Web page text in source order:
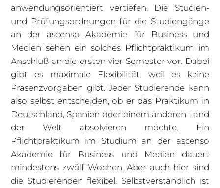
anwendungsorientiert vertiefen. Die Studien-
und Prüfungsordnungen für die Studiengänge
an der ascenso Akademie für Business und
Medien sehen ein solches Pflichtpraktikum im
Anschluß an die ersten vier Semester vor. Dabei
gibt es maximale Flexibilität, weil es keine
Präsenzvorgaben gibt. Jeder Studierende kann
also selbst entscheiden, ob er das Praktikum in
Deutschland, Spanien oder einem anderen Land
der Welt absolvieren möchte. Ein
Pflichtpraktikum im Studium an der ascenso
Akademie für Business und Medien dauert
mindestens zwölf Wochen. Aber auch hier sind
die Studierenden flexibel. Selbstverständlich ist